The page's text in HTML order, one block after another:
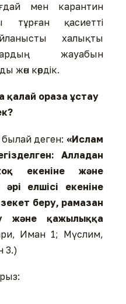
мен карантин
тұрған қасиетті
халықты
жауабын
жөн көрдік.
қалай ораза ұстау
деген: «Ислам
Алладан
екеніне және
елшісі екеніне
беру, рамазан
және қажылыққа
Иман 1; Мүслим,
3.)